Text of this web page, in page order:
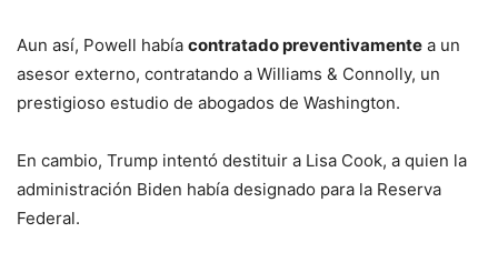
Aun así, Powell había contratado preventivamente a un
asesor externo, contratando a Williams & Connolly, un
prestigioso estudio de abogados de Washington.
En cambio, Trump intentó destituir a Lisa Cook, a quien la
administración Biden había designado para la Reserva
Federal.